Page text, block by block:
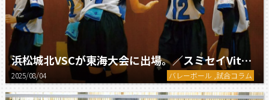
浜松城北VSCが東海大会に出場。／スミセイVitalityカップJVA第45回全日本バレーボール小学生大会
2025/08/04 バレーボール ,試合コラム